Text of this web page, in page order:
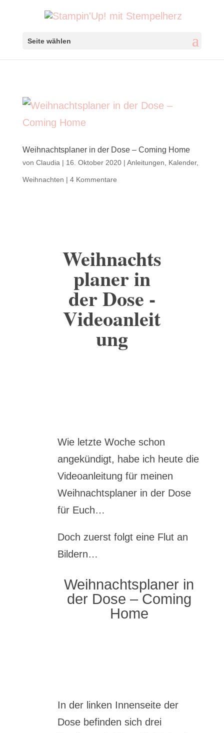
Seite wählen
Weihnachtsplaner in der Dose – Coming Home
von Claudia | 16. Oktober 2020| Anleitungen Kalender,
Weihnachten | 4 Kommentare
Weihnachts
planer in
der Dose -
Videoanleit
ung
Wie letzte Woche schon
angekündigt, habe ich heute die
Videoanleitung für meinen
Weihnachtsplaner in der Dose
für Euch…
Doch zuerst folgt eine Flut an
Bildern…
Weihnachtsplaner in
der Dose – Coming
Home
In der linken Innenseite der
Dose befinden sich drei